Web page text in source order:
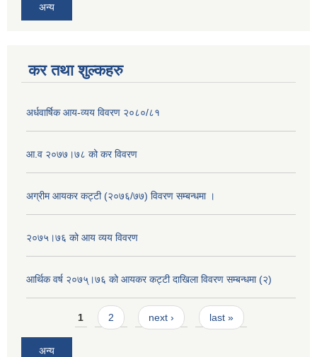
अन्य
कर तथा शुल्कहरु
अर्धवार्षिक आय-व्यय विवरण २०८०/८१
आ.व २०७७।७८ को कर विवरण
अग्रीम आयकर कट्टी (२०७६/७७) विवरण सम्बन्धमा ।
२०७५।७६ को आय व्यय विवरण
आर्थिक वर्ष २०७५्।७६ को आयकर कट्टी दाखिला विवरण सम्बन्धमा (२)
Pages1 2 next › last »
अन्य